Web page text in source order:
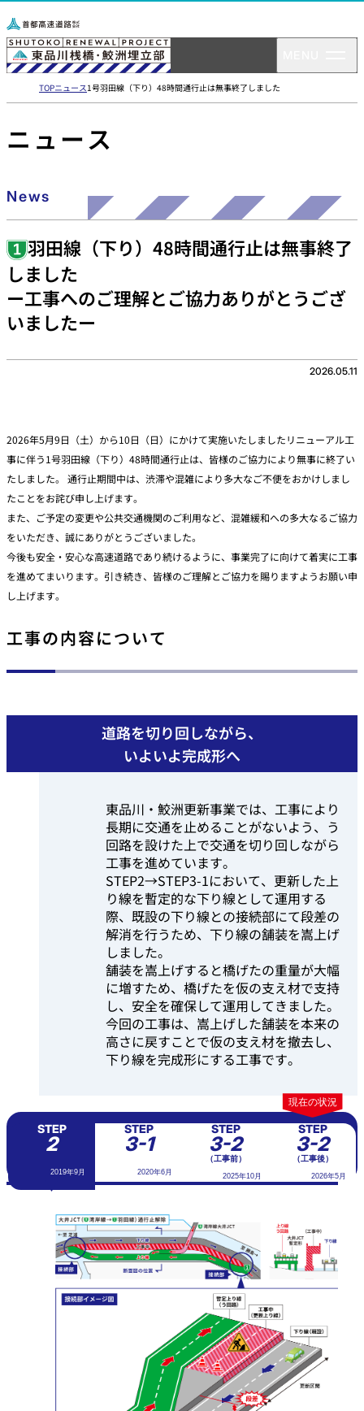
TOPニュース1号羽田線（下り）48時間通行止は無事終了しました
ニュース
News
羽田線（下り）48時間通行止は無事終了
しました
ー工事へのご理解とご協力ありがとうござ
いましたー
2026.05.11
2026年5月9日（土）から10日（日）にかけて実施いたしましたリニューアル工
事に伴う1号羽田線（下り）48時間通行止は、皆様のご協力により無事に終了い
たしました。 通行止期間中は、渋滞や混雑により多大なご不便をおかけしまし
たことをお詫び申し上げます。
また、ご予定の変更や公共交通機関のご利用など、混雑緩和への多大なるご協力
をいただき、誠にありがとうございました。
今後も安全・安心な高速道路であり続けるように、事業完了に向けて着実に工事
を進めてまいります。引き続き、皆様のご理解とご協力を賜りますようお願い申
し上げます。
工事の内容について
道路を切り回しながら、
いよいよ完成形へ
東品川・鮫洲更新事業では、工事により
長期に交通を止めることがないよう、う
回路を設けた上で交通を切り回しながら
工事を進めています。
STEP2→STEP3-1において、更新した上
り線を暫定的な下り線として運用する
際、既設の下り線との接続部にて段差の
解消を行うため、下り線の舗装を嵩上げ
しました。
舗装を嵩上げすると橋げたの重量が大幅
に増すため、橋げたを仮の支え材で支持
し、安全を確保して運用してきました。
今回の工事は、嵩上げした舗装を本来の
高さに戻すことで仮の支え材を撤去し、
下り線を完成形にする工事です。
STEP
2
2019年9月
STEP
3-1
2020年6月
STEP
3-2
（工事前）
2025年10月
STEP
3-2
（工事後）
2026年5月